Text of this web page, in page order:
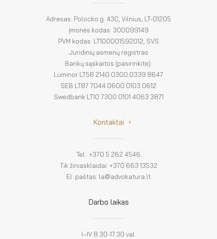
Adresas: Polocko g. 43C, Vilnius, LT-01205
Įmonės kodas: 300099149
PVM kodas: LT100001592012, SVS
Juridinių asmenų registras
Bankų sąskaitos (pasirinkite):
Luminor LT58 2140 0300 0339 8647
SEB LT87 7044 0600 0103 0612
Swedbank LT10 7300 0101 4063 3871
Kontaktai
Tel.: +370 5 262 4546
Tik žiniasklaidai: +370 663 13532
El. paštas: la@advokatura.lt
Darbo laikas
I–IV 8.30-17.30 val.